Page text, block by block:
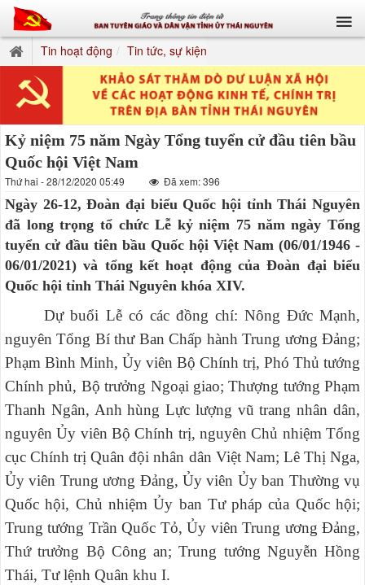
Tin hoạt động Tin tức, sự kiện
Kỷ niệm 75 năm Ngày Tổng tuyển cử đầu tiên bầu
Quốc hội Việt Nam
Thứ hai - 28/12/2020 05:49 Đã xem: 396
Ngày 26-12, Đoàn đại biểu Quốc hội tỉnh Thái Nguyên
đã long trọng tổ chức Lễ kỷ niệm 75 năm ngày Tổng
tuyển cử đầu tiên bầu Quốc hội Việt Nam (06/01/1946 -
06/01/2021) và tổng kết hoạt động của Đoàn đại biểu
Quốc hội tỉnh Thái Nguyên khóa XIV.
Dự buổi Lễ có các đồng chí: Nông Đức Mạnh,
nguyên Tổng Bí thư Ban Chấp hành Trung ương Đảng;
Phạm Bình Minh, Ủy viên Bộ Chính trị, Phó Thủ tướng
Chính phủ, Bộ trưởng Ngoại giao; Thượng tướng Phạm
Thanh Ngân, Anh hùng Lực lượng vũ trang nhân dân,
nguyên Ủy viên Bộ Chính trị, nguyên Chủ nhiệm Tổng
cục Chính trị Quân đội nhân dân Việt Nam; Lê Thị Nga,
Ủy viên Trung ương Đảng, Ủy viên Ủy ban Thường vụ
Quốc hội, Chủ nhiệm Ủy ban Tư pháp của Quốc hội;
Trung tướng Trần Quốc Tỏ, Ủy viên Trung ương Đảng,
Thứ trưởng Bộ Công an; Trung tướng Nguyễn Hồng
Thái, Tư lệnh Quân khu I.